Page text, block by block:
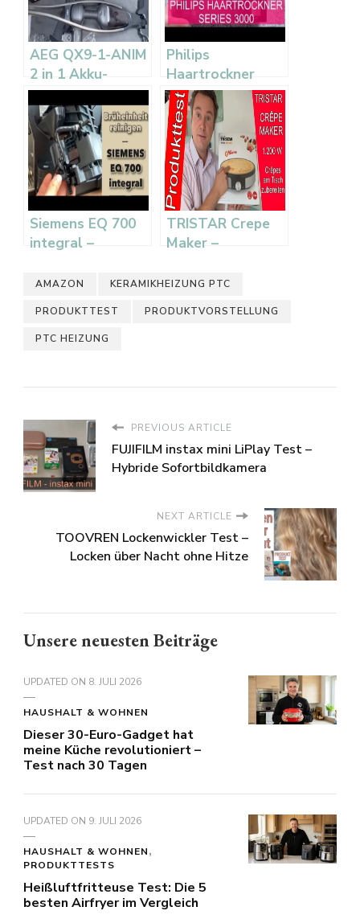
AEG QX9-1-ANIM
2 in 1 Akku-
Staubsauger im
Test
Philips
Haartrockner
Series 3000 –
Leistungsstark
bei niedriger
Temperatur
Siemens EQ 700
integral –
reinigen und
im Test
TRISTAR Crepe
Maker –
und Crepe-Rezept
AMAZON KERAMIKHEIZUNG PTC
PRODUKTTEST PRODUKTVORSTELLUNG
PTC HEIZUNG
PREVIOUS ARTICLE
FUJIFILM instax mini LiPlay Test –
Hybride Sofortbildkamera
NEXT ARTICLE
TOOVREN Lockenwickler Test –
Locken über Nacht ohne Hitze
Unsere neuesten Beiträge
UPDATED ON 8. JULI 2026
HAUSHALT & WOHNEN
Dieser 30-Euro-Gadget hat
meine Küche revolutioniert –
Test nach 30 Tagen
UPDATED ON 9. JULI 2026
HAUSHALT & WOHNEN
PRODUKTTESTS
Heißluftfritteuse Test: Die 5
besten Airfryer im Vergleich